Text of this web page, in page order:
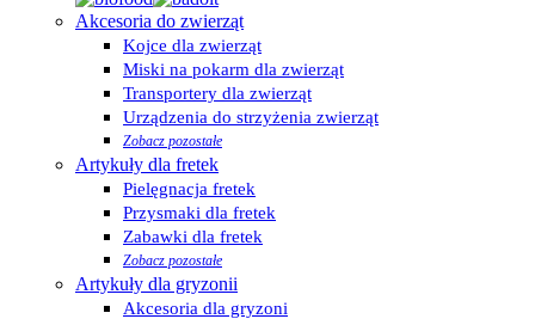
Akcesoria do zwierząt
Kojce dla zwierząt
Miski na pokarm dla zwierząt
Transportery dla zwierząt
Urządzenia do strzyżenia zwierząt
Zobacz pozostałe
Artykuły dla fretek
Pielęgnacja fretek
Przysmaki dla fretek
Zabawki dla fretek
Zobacz pozostałe
Artykuły dla gryzonii
Akcesoria dla gryzoni